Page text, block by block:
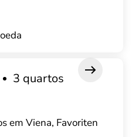
em Viena, Favoriten
3 quartos